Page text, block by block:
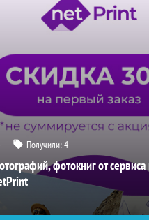
Получили:4
фотокниг от